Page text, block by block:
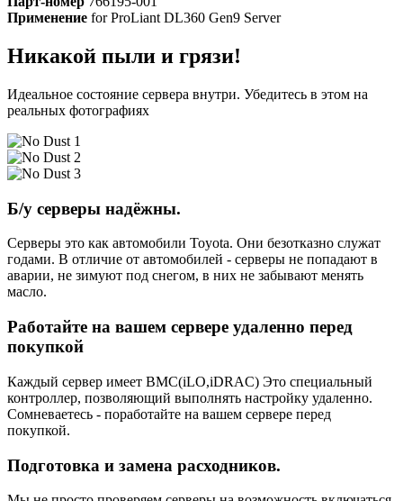
Применение for ProLiant DL360 Gen9 Server
Никакой пыли и грязи!
Идеальное состояние сервера внутри. Убедитесь в этом на
реальных фотографиях
Б/у серверы надёжны.
Серверы это как автомобили Toyota. Они безотказно служат
годами. В отличие от автомобилей - серверы не попадают в
аварии, не зимуют под снегом, в них не забывают менять
масло.
Работайте на вашем сервере удаленно перед
покупкой
Каждый сервер имеет BMC(iLO,iDRAC) Это специальный
контроллер, позволяющий выполнять настройку удаленно.
Сомневаетесь - поработайте на вашем сервере перед
покупкой.
Подготовка и замена расходников.